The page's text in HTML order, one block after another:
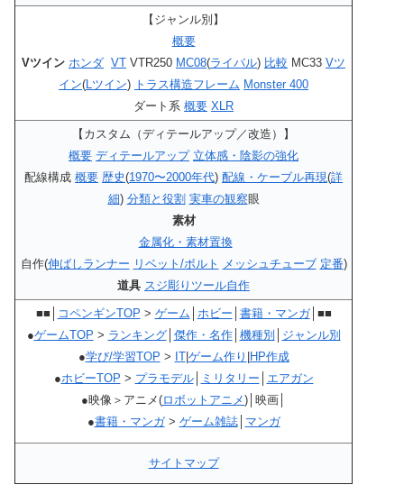
【ジャンル別】
概要
Vツイン ホンダ VT VTR250 MC08(ライバル) 比較 MC33 Vツ
イン(Lツイン) トラス構造フレーム Monster 400
ダート系 概要 XLR
【カスタム（ディテールアップ／改造）】
概要 ディテールアップ 立体感・陰影の強化
配線構成 概要 歴史(1970〜2000年代) 配線・ケーブル再現(詳
細) 分類と役割 実車の観察眼
素材
金属化・素材置換
自作(伸ばしランナー リベット/ボルト メッシュチューブ 定番)
道具 スジ彫りツール自作
■■│ コペンギンTOP > ゲーム ホビー 書籍・マンガ│■■
●ゲームTOP > ランキング│ 傑作・名作│ 機種別
ジャンル別
●学び/学習TOP > IT| ゲーム作り HP作成
●ホビーTOP > プラモデル│ ミリタリー
エアガン
●映像＞アニメ(ロボットアニメ)│映画│
●書籍・マンガ> ゲーム雑誌│ マンガ
サイトマップ